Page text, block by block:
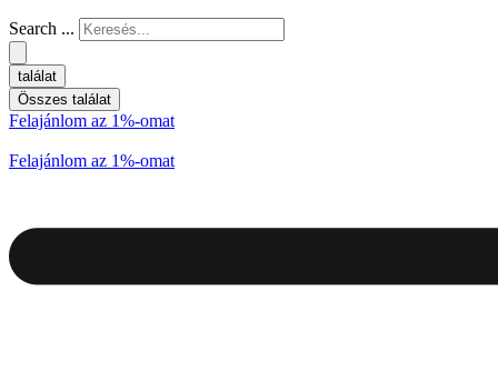
Search ...
találat
Összes találat
Felajánlom az 1%-omat
Felajánlom az 1%-omat